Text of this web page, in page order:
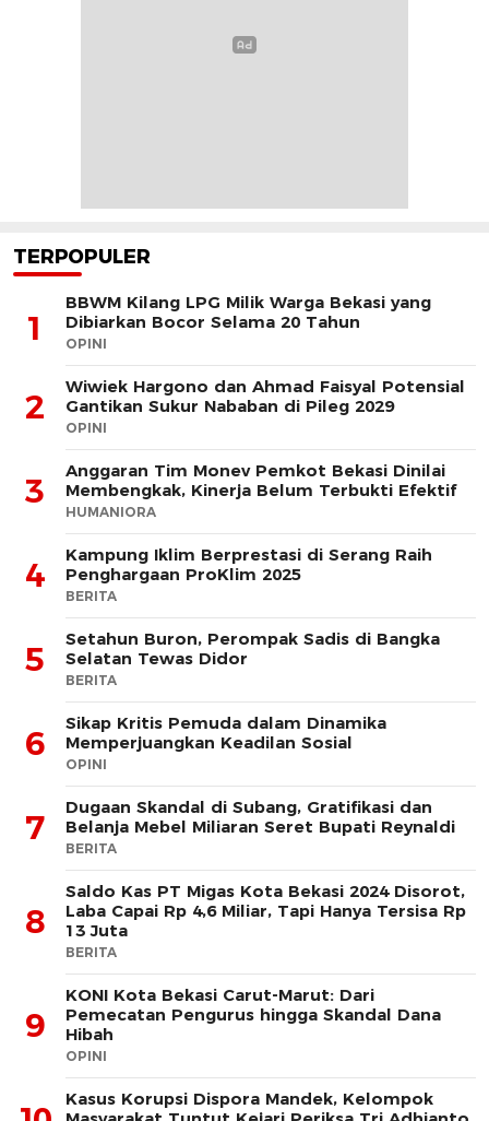
TERPOPULER
1
BBWM Kilang LPG Milik Warga Bekasi yang
Dibiarkan Bocor Selama 20 Tahun
OPINI
2
Wiwiek Hargono dan Ahmad Faisyal Potensial
Gantikan Sukur Nababan di Pileg 2029
OPINI
3
Anggaran Tim Monev Pemkot Bekasi Dinilai
Membengkak, Kinerja Belum Terbukti Efektif
HUMANIORA
4
Kampung Iklim Berprestasi di Serang Raih
Penghargaan ProKlim 2025
BERITA
5
Setahun Buron, Perompak Sadis di Bangka
Selatan Tewas Didor
BERITA
6
Sikap Kritis Pemuda dalam Dinamika
Memperjuangkan Keadilan Sosial
OPINI
7
Dugaan Skandal di Subang, Gratifikasi dan
Belanja Mebel Miliaran Seret Bupati Reynaldi
BERITA
8
Saldo Kas PT Migas Kota Bekasi 2024 Disorot,
Laba Capai Rp 4,6 Miliar, Tapi Hanya Tersisa Rp
13 Juta
BERITA
9
KONI Kota Bekasi Carut-Marut: Dari
Pemecatan Pengurus hingga Skandal Dana
Hibah
OPINI
Kasus Korupsi Dispora Mandek, Kelompok